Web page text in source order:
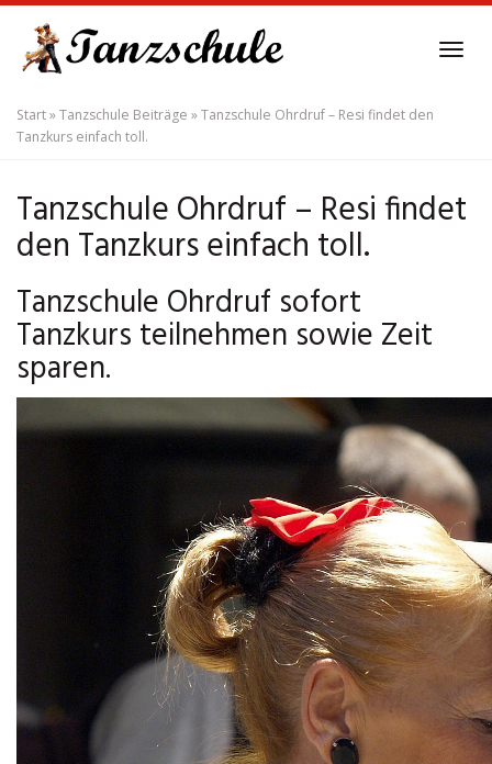
main
content
Start»Tanzschule Beiträge »Tanzschule Ohrdruf – Resi findet den
Tanzkurs einfach toll.
Tanzschule Ohrdruf – Resi findet
den Tanzkurs einfach toll.
Tanzschule Ohrdruf sofort
Tanzkurs teilnehmen sowie Zeit
sparen.